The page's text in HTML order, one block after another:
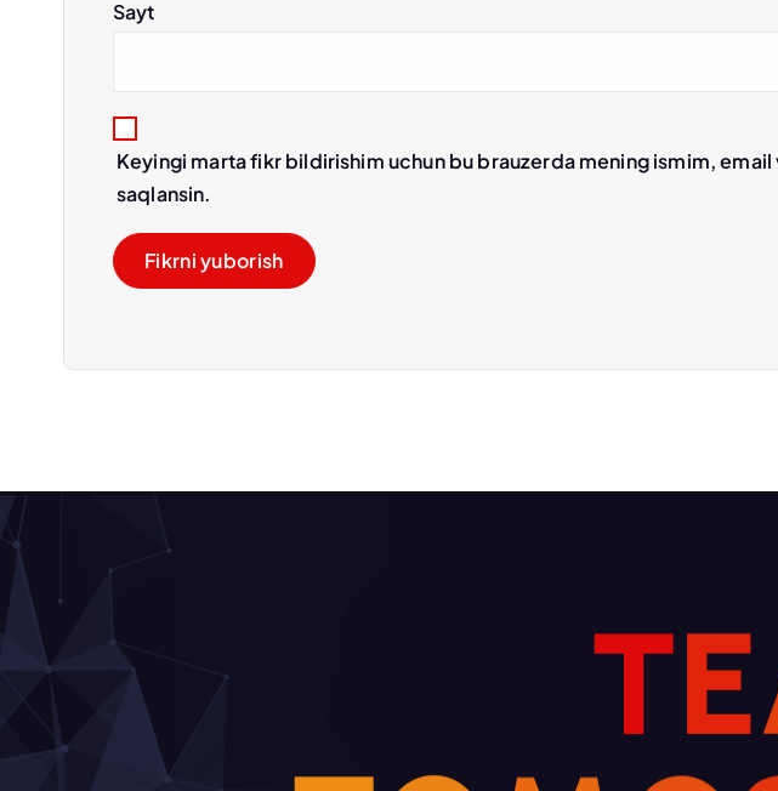
Sayt
Keyingi marta fikr bildirishim uchun bu brauzerda mening ismim, email
saqlansin.
TE